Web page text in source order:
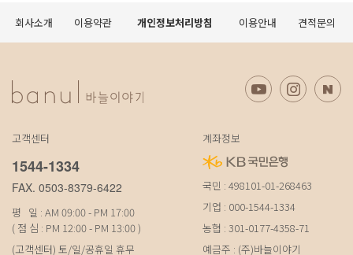
회사소개 이용약관 개인정보처리방침 이용안내 견적문의
고객센터
1544-1334
FAX. 0503-8379-6422
평 일 : AM 09:00 - PM 17:00
( 점 심 : PM 12:00 - PM 13:00 )
(고객센터) 토/일/공휴일 휴무
계좌정보
국민 : 498101-01-268463
기업 : 000-1544-1334
농협 : 301-0177-4358-71
예금주 : (주)바늘이야기